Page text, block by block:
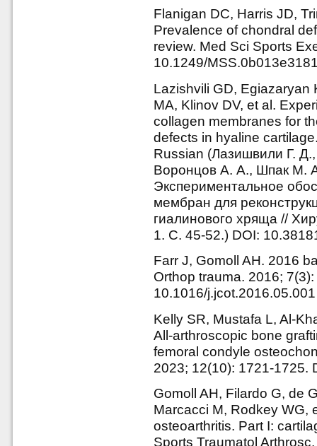
Flanigan DC, Harris JD,
Prevalence of chondral
review. Med Sci Sports
10.1249/
Lazishvili GD, Egiazaryan
MA, Klinov DV, et al.
collagen membranes for
defects in hyaline
Russian (Лазишвили Г.
Воронцов А. А., Шпак М.
Экспериментальное
мембран для
гиалинового хряща //
1. С. 45-52.) DOI:
Farr J, Gomoll AH. 2016
Orthop trauma. 2016;
10.1016/j.jcot.2016.05.001
Kelly SR, Mustafa L, Al-
All-arthroscopic bone
femoral condyle
2023; 12(10): 1721-1725.
Gomoll AH, Filardo G, de
Marcacci M, Rodkey WG,
osteoarthritis. Part I:
Sports Traumatol